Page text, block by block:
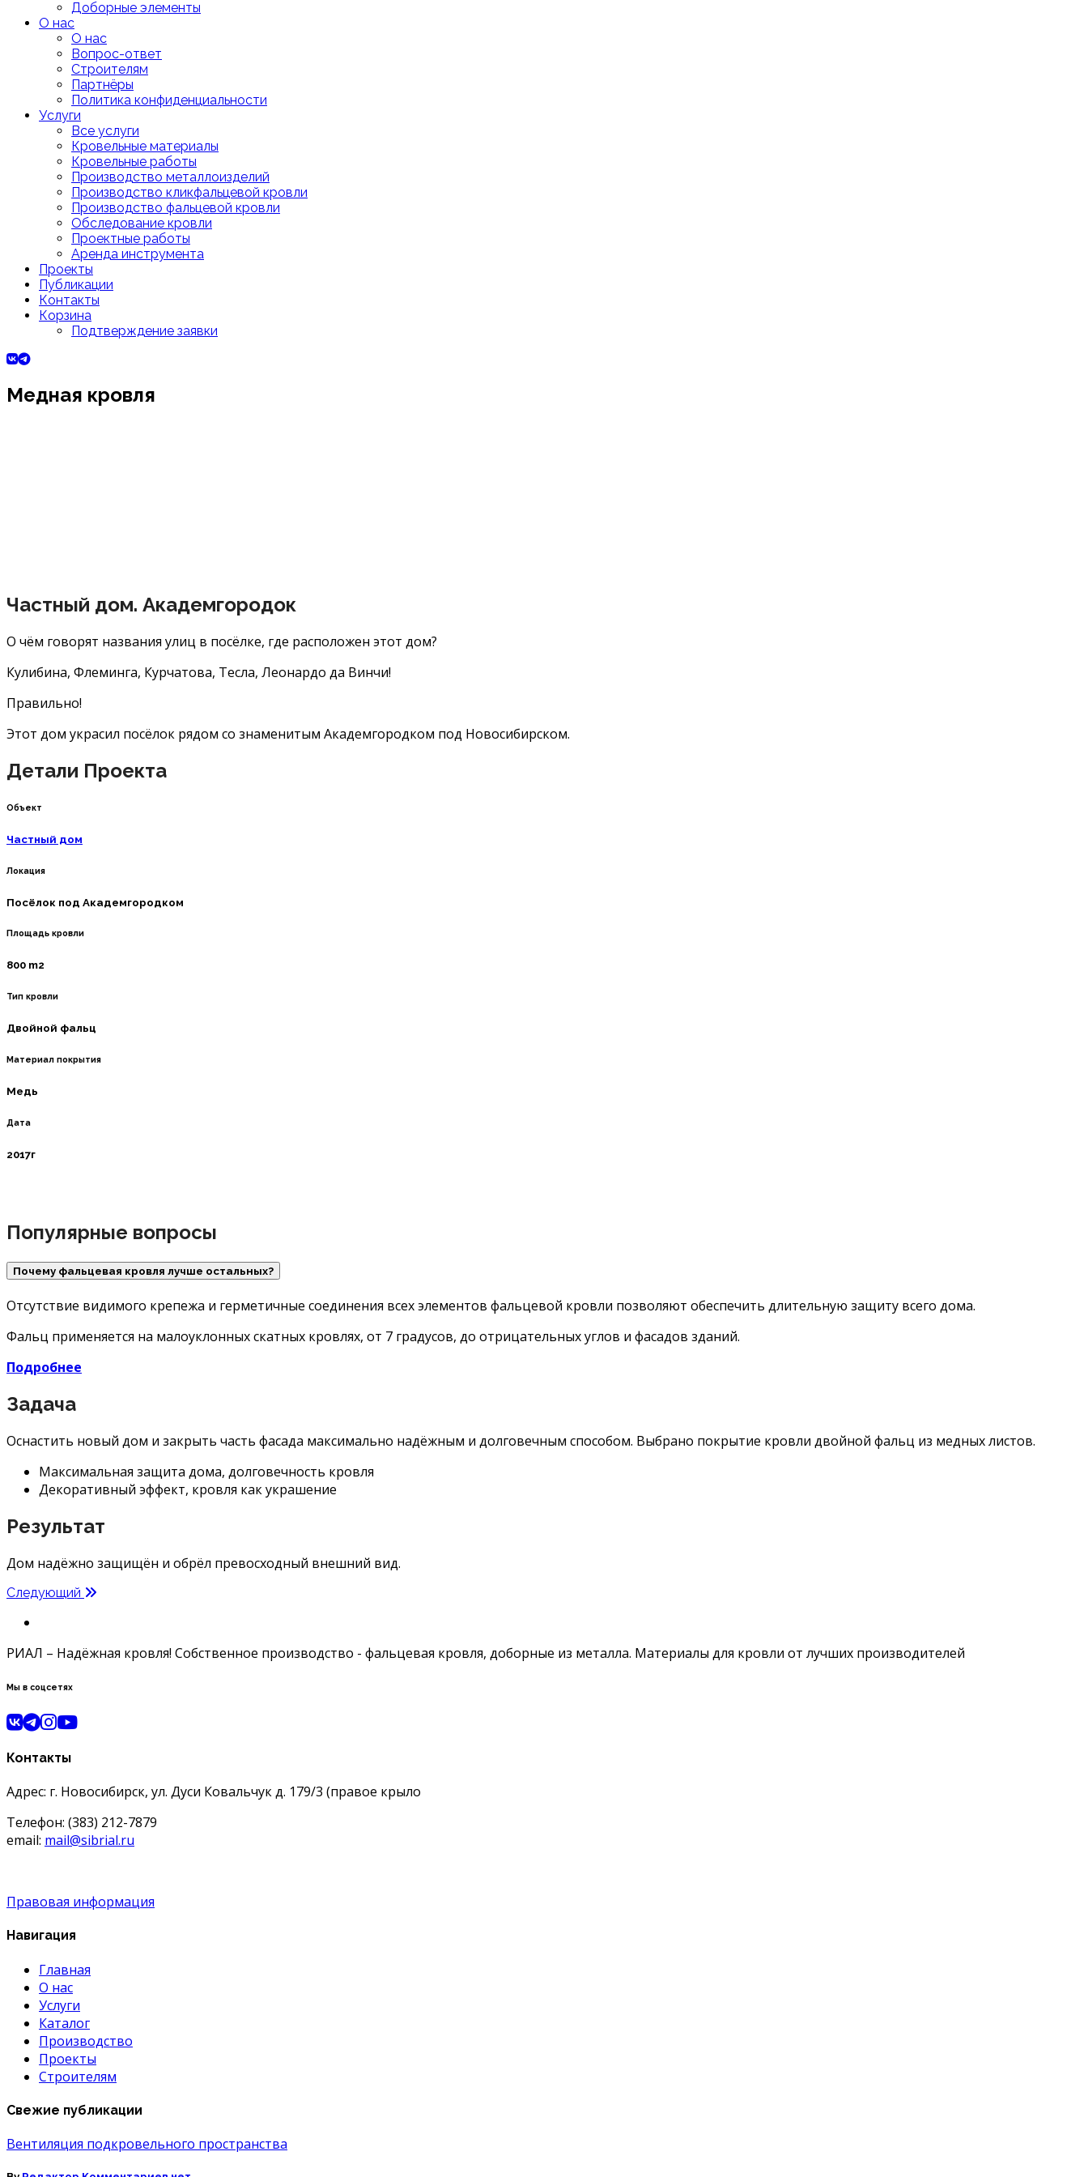
Доборные элементы
О нас
О нас
Вопрос-ответ
Строителям
Партнёры
Политика конфиденциальности
Услуги
Все услуги
Кровельные материалы
Кровельные работы
Производство металлоизделий
Производство кликфальцевой кровли
Производство фальцевой кровли
Обследование кровли
Проектные работы
Аренда инструмента
Проекты
Публикации
Контакты
Корзина
Подтверждение заявки
Медная кровля
Частный дом. Академгородок
О чём говорят названия улиц в посёлке, где расположен этот дом?
Кулибина, Флеминга, Курчатова, Тесла, Леонардо да Винчи!
Правильно!
Этот дом украсил посёлок рядом со знаменитым Академгородком под Новосибирском.
Детали Проекта
Объект
Частный дом
Локация
Посёлок под Академгородком
Площадь кровли
800 m2
Тип кровли
Двойной фальц
Материал покрытия
Медь
Дата
2017г
Популярные вопросы
Почему фальцевая кровля лучше остальных?
Отсутствие видимого крепежа и герметичные соединения всех элементов фальцевой кровли позволяют обеспечить длительную защиту всего дома.
Фальц применяется на малоуклонных скатных кровлях, от 7 градусов, до отрицательных углов и фасадов зданий.
Подробнее
Задача
Оснастить новый дом и закрыть часть фасада максимально надёжным и долговечным способом. Выбрано покрытие кровли двойной фальц из медных листов.
Максимальная защита дома, долговечность кровля
Декоративный эффект, кровля как украшение
Результат
Дом надёжно защищён и обрёл превосходный внешний вид.
Следующий
РИАЛ – Надёжная кровля! Собственное производство - фальцевая кровля, доборные из металла. Материалы для кровли от лучших производителей
Мы в соцсетях
Контакты
Адрес: г. Новосибирск, ул. Дуси Ковальчук д. 179/3 (правое крыло
Телефон: (383) 212-7879
email: mail@sibrial.ru
Правовая информация
Навигация
Главная
О нас
Услуги
Каталог
Производство
Проекты
Строителям
Свежие публикации
Вентиляция подкровельного пространства